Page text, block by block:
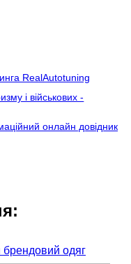
RealAutotuning
і військових -
онлайн довідник
брендовий одяг